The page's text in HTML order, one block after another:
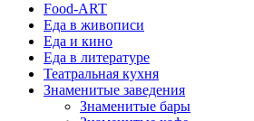
Food-ART
Еда в живописи
Еда и кино
Еда в литературе
Театральная кухня
Знаменитые заведения
Знаменитые бары